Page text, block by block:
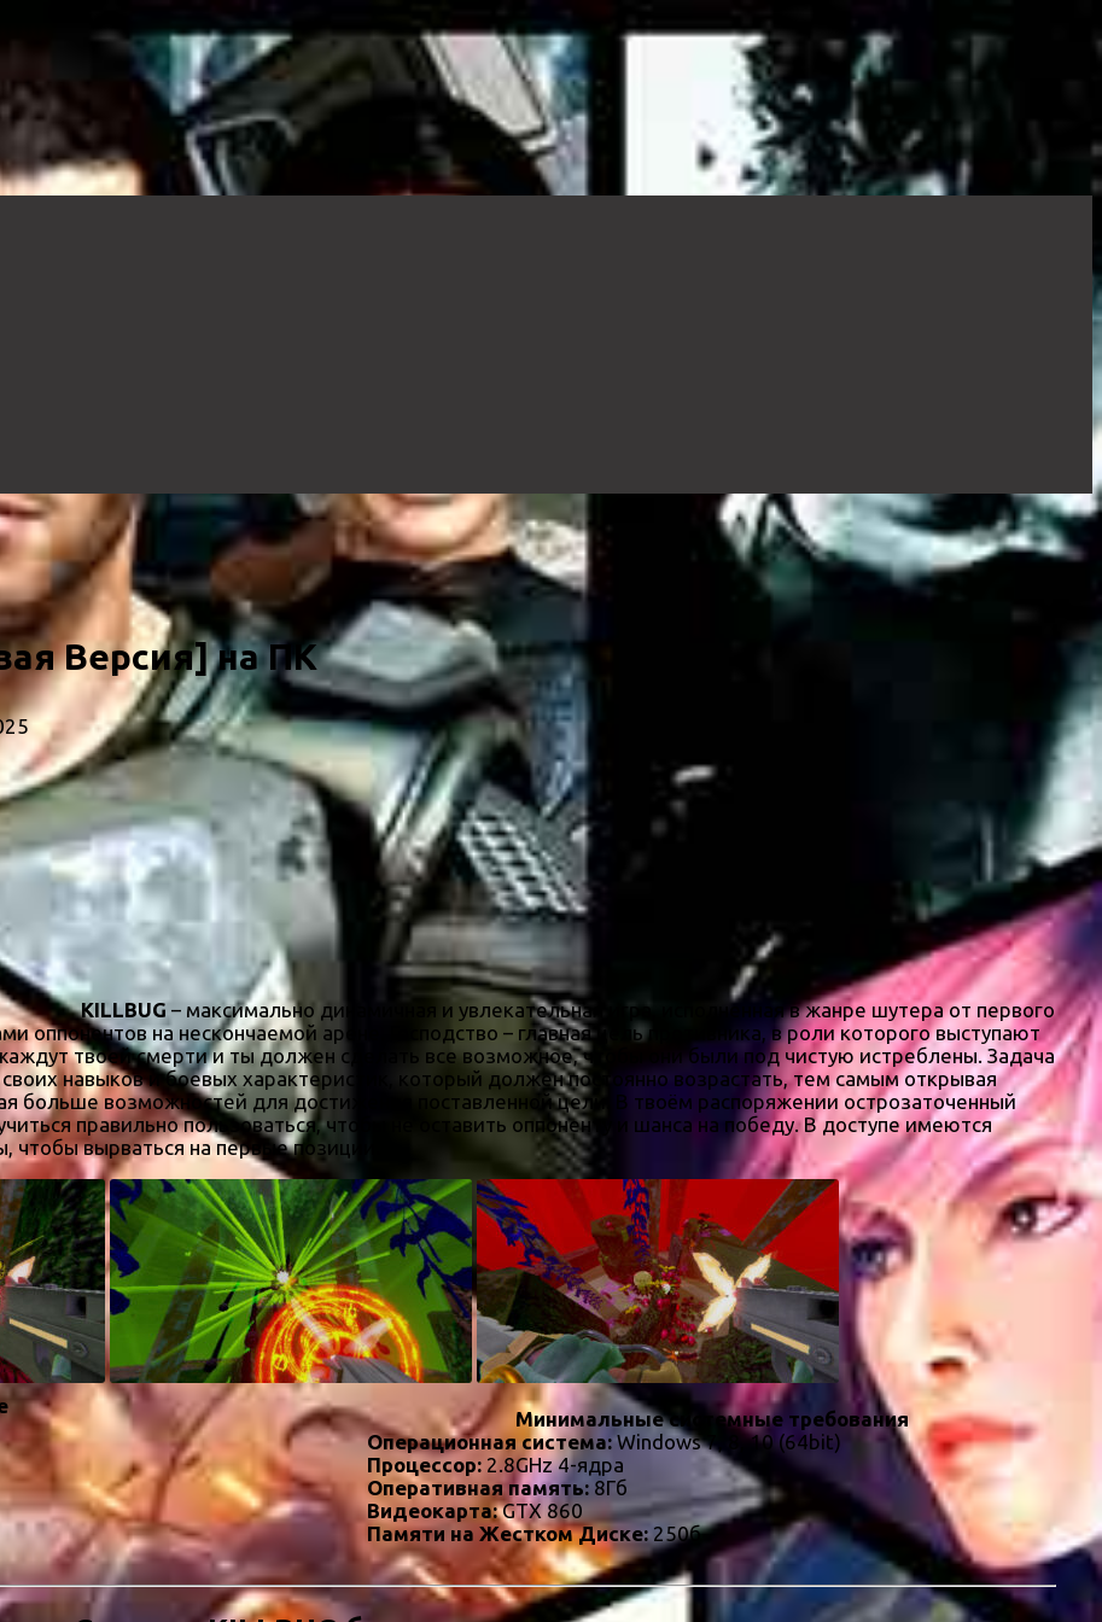
Версия] на ПК
KILLBUG – максимально динамичная и увлекательная игра, исполненная в жанре шутера от первого
оппонентов на нескончаемой арене. Господство – главная цель противника, в роли которого выступают
твоей смерти и ты должен сделать все возможное, чтобы они были под чистую истреблены. Задача
своих навыков и боевых характеристик, который должен постоянно возрастать, тем самым открывая
больше возможностей для достижения поставленной цели. В твоём распоряжении острозаточенный
правильно пользоваться, чтобы не оставить оппоненту и шанса на победу. В доступе имеются
чтобы вырваться на первые позиции.
Минимальные системные требования
Операционная система: Windows 7, 8, 10 (64bit)
Процессор: 2.8GHz 4-ядра
Оперативная память: 8Гб
Видеокарта:GTX 860
Памяти на Жестком Диске: 250б